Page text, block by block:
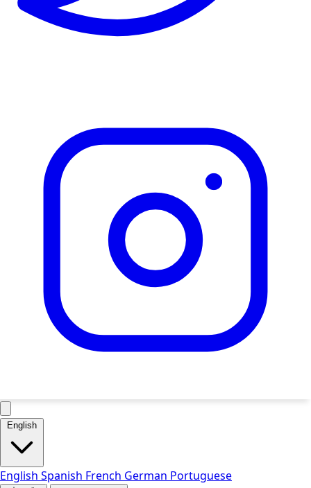
English
English Spanish French German Portuguese